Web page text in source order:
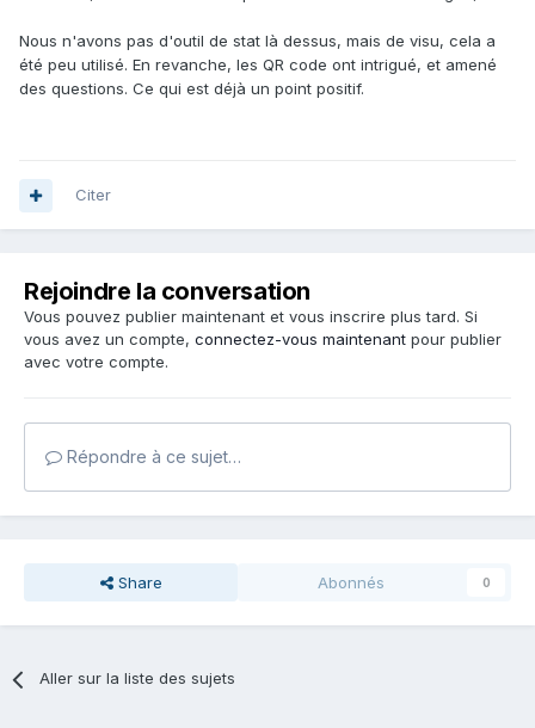
Nous n'avons pas d'outil de stat là dessus, mais de visu, cela a
été peu utilisé. En revanche, les QR code ont intrigué, et amené
des questions. Ce qui est déjà un point positif.
Citer
Rejoindre la conversation
Vous pouvez publier maintenant et vous inscrire plus tard. Si
vous avez un compte, connectez-vous maintenant pour publier
avec votre compte.
Répondre à ce sujet…
Share Abonnés 0
Aller sur la liste des sujets